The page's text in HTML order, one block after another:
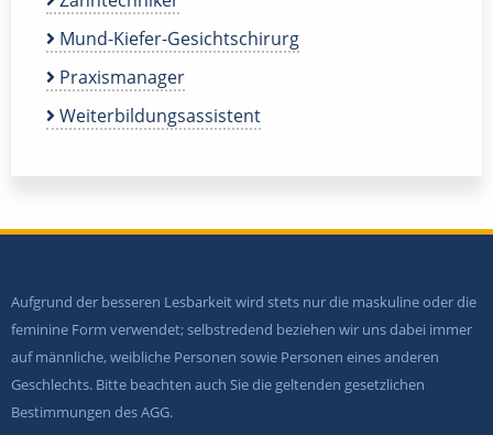
Mund-Kiefer-Gesichtschirurg
Praxismanager
Weiterbildungsassistent
Aufgrund der besseren Lesbarkeit wird stets nur die maskuline oder die
feminine Form verwendet; selbstredend beziehen wir uns dabei immer
auf männliche, weibliche Personen sowie Personen eines anderen
Geschlechts. Bitte beachten auch Sie die geltenden gesetzlichen
Bestimmungen des AGG.